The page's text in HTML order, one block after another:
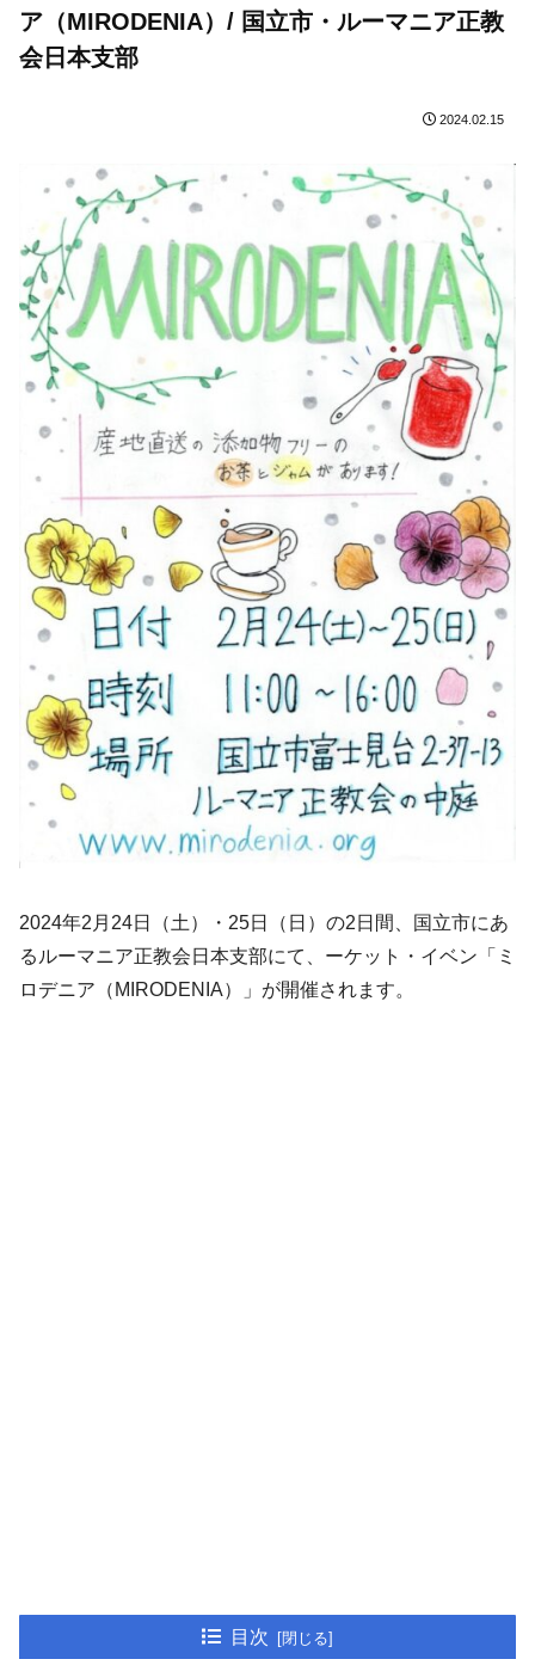
ア（MIRODENIA）/ 国立市・ルーマニア正教
会日本支部
2024.02.15
2024年2月24日（土）・25日（日）の2日間、国立市にあ
るルーマニア正教会日本支部にて、ーケット・イベン「ミ
ロデニア（MIRODENIA）」が開催されます。
目次